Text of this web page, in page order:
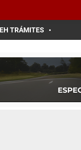
EH TRÁMITES